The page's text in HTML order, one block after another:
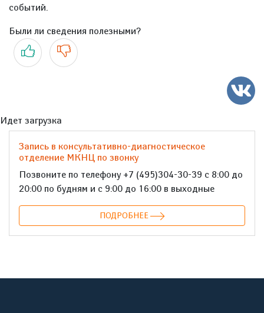
событий.
Были ли сведения полезными?
Да Нет
Идет загрузка
Запись в консультативно-диагностическое
отделение МКНЦ по звонку
Позвоните по телефону +7 (495)304-30-39 с 8:00 до
20:00 по будням и с 9:00 до 16:00 в выходные
ПОДРОБНЕЕ